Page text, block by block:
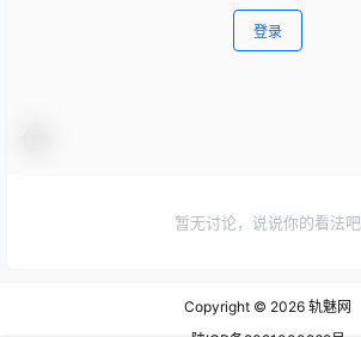
登录
暂无讨论，说说你的看法吧
Copyright © 2026 轨魅网